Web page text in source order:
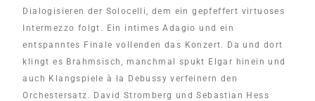
Dialogisieren der Solocelli, dem ein gepfeffert virtuoses
Intermezzo folgt. Ein intimes Adagio und ein
entspanntes Finale vollenden das Konzert. Da und dort
klingt es Brahmsisch, manchmal spukt Elgar hinein und
auch Klangspiele à la Debussy verfeinern den
Orchestersatz. David Stromberg undSebastian Hess